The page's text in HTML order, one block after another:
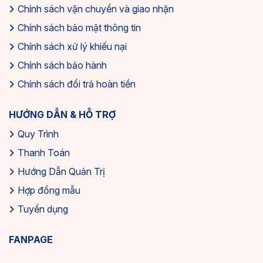
và hệ thống đánh giá minh bạch sẽ tạo được niềm tin và
thu hút nhiều người dùng hơn. Điều này đặc biệt quan
trọng trong lĩnh vực bất động sản, nơi mà sự tin tưởng là
yếu tố quyết định trong quyết định mua bán.
Lợi ích khi sở hữu mẫu Web đăng tin bất động sản
Tối ưu tìm kiếm bất động sản theo nhu cầu
Chính sách vận chuyển và giao nhận
Chính sách bảo mật thông tin
Chính sách xử lý khiếu nại
Chính sách bảo hành
Chính sách đổi trả hoàn tiền
HƯỚNG DẪN & HỖ TRỢ
Quy Trình
Thanh Toán
Hướng Dẫn Quản Trị
Hợp đồng mẫu
Tuyển dụng
FANPAGE